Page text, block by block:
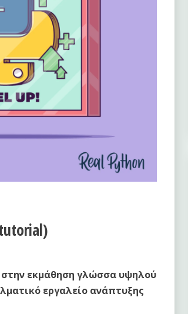
εκμάθηση γλώσσα υψηλού
εργαλείο ανάπτυξης